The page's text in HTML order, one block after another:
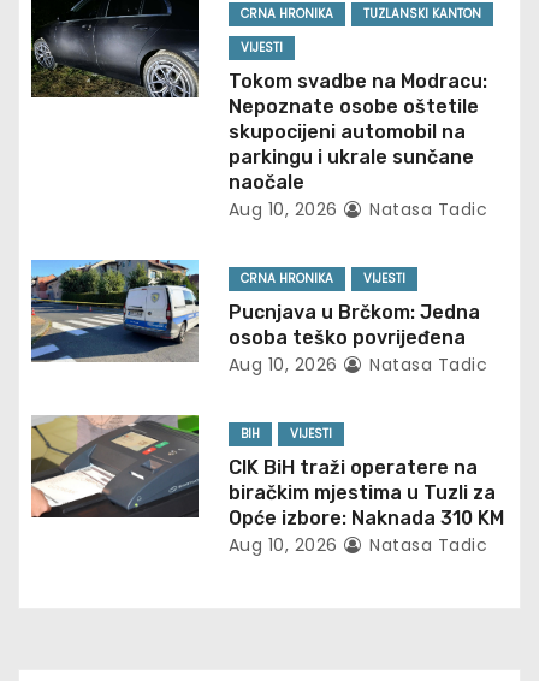
v
i
i
o
CRNA HRONIKA
TUZLANSKI KANTON
VIJESTI
Tokom svadbe na Modracu:
Nepoznate osobe oštetile
skupocijeni automobil na
parkingu i ukrale sunčane
naočale
Aug 10, 2026 Natasa Tadic
CRNA HRONIKA VIJESTI
Pucnjava u Brčkom: Jedna
osoba teško povrijeđena
Aug 10, 2026 Natasa Tadic
BIH VIJESTI
CIK BiH traži operatere na
biračkim mjestima u Tuzli za
Opće izbore: Naknada 310 KM
Aug 10, 2026 Natasa Tadic